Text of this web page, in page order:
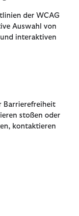
der WCAG
Auswahl von
interaktiven
Barrierefreiheit
stoßen oder
kontaktieren